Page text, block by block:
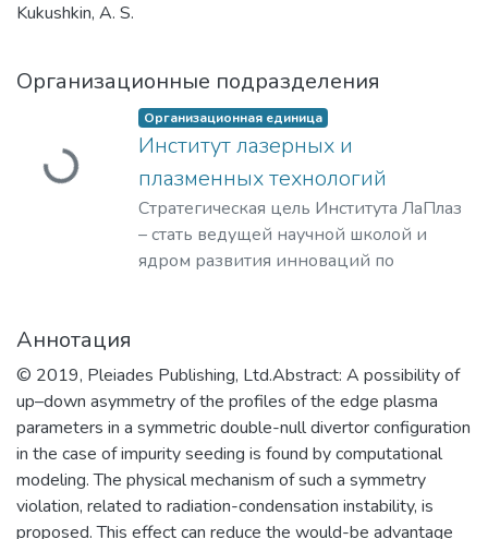
Kukushkin, A. S.
Организационные подразделения
Загружается... Организационная единица
Институт лазерных и
плазменных технологий
Стратегическая цель Института ЛаПлаз
– стать ведущей научной школой и
ядром развития инноваций по
программами, востребованными на
российском и мировом рынке
образовательных услуг.
Аннотация
© 2019, Pleiades Publishing, Ltd.Abstract: A possibility of
up–down asymmetry of the profiles of the edge plasma
parameters in a symmetric double-null divertor configuration
in the case of impurity seeding is found by computational
modeling. The physical mechanism of such a symmetry
violation, related to radiation-condensation instability, is
proposed. This effect can reduce the would-be advantage